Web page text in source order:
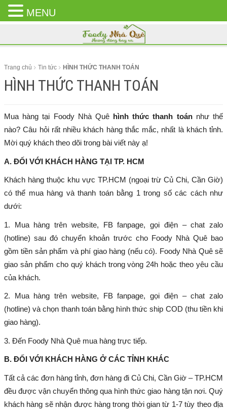
CLOSE
MENU
Trang chủ Tin tức HÌNH THỨC THANH TOÁN
HÌNH THỨC THANH TOÁN
Mua hàng tại Foody Nhà Quê hình thức thanh toánnhư thế
nào? Câu hỏi rất nhiều khách hàng thắc mắc, nhất là khách tỉnh.
Mời quý khách theo dõi trong bài viết này ạ!
A. ĐỐI VỚI KHÁCH HÀNG TẠI TP. HCM
Khách hàng thuộc khu vực TP.HCM (ngoại trừ Củ Chi, Cần Giờ)
có thể mua hàng và thanh toán bằng 1 trong số các cách như
dưới:
1. Mua hàng trên website, FB fanpage, gọi điện – chat zalo
(hotline) sau đó chuyển khoản trước cho Foody Nhà Quê bao
gồm tiền sản phẩm và phí giao hàng (nếu có). Foody Nhà Quê sẽ
giao sản phẩm cho quý khách trong vòng 24h hoặc theo yêu cầu
của khách.
2. Mua hàng trên website, FB fanpage, gọi điện – chat zalo
(hotline) và chọn thanh toán bằng hình thức ship COD (thu tiền khi
giao hàng).
3. Đến Foody Nhà Quê mua hàng trực tiếp.
B. ĐỐI VỚI KHÁCH HÀNG Ở CÁC TỈNH KHÁC
Tất cả các đơn hàng tỉnh, đơn hàng đi Củ Chi, Cần Giờ – TP.HCM
đều được vận chuyển thông qua hình thức giao hàng tận nơi. Quý
khách hàng sẽ nhận được hàng trong thời gian từ 1-7 tùy theo địa
MENU